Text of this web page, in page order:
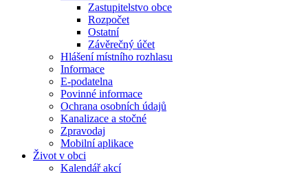
Zastupitelstvo obce
Rozpočet
Ostatní
Závěrečný účet
Hlášení místního rozhlasu
Informace
E-podatelna
Povinné informace
Ochrana osobních údajů
Kanalizace a stočné
Zpravodaj
Mobilní aplikace
Život v obci
Kalendář akcí